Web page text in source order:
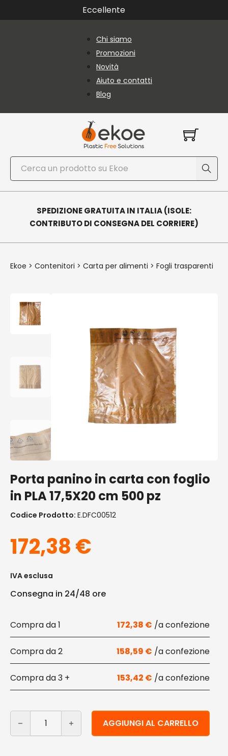
Vai al contenuto principale
Vai al piè di paginaEccellente
Chi siamo
Promozioni
Novità
Aiuto e contatti
Blog
Cerca
SPEDIZIONE GRATUITA IN ITALIA (ISOLE:
CONTRIBUTO DI CONSEGNA DEL CORRIERE)
Ekoe > Contenitori > Carta per alimenti > Fogli trasparenti
Porta panino in carta con foglio
in PLA 17,5X20 cm 500 pz
Codice Prodotto: E.DFC00512
172,38€
IVA esclusa
Consegna in 24/48 ore
1 172,38 €
2 158,59 €
3 + 153,42 €
Porta panino in carta con foglio in PLA 17,5X20 cm
AGGIUNGI AL CARRELLO
Alternative: